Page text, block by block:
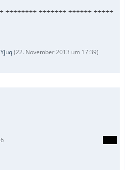
++++++++ +++++++ ++++++ +++++
Yjuq(22. November 2013 um 17:39)